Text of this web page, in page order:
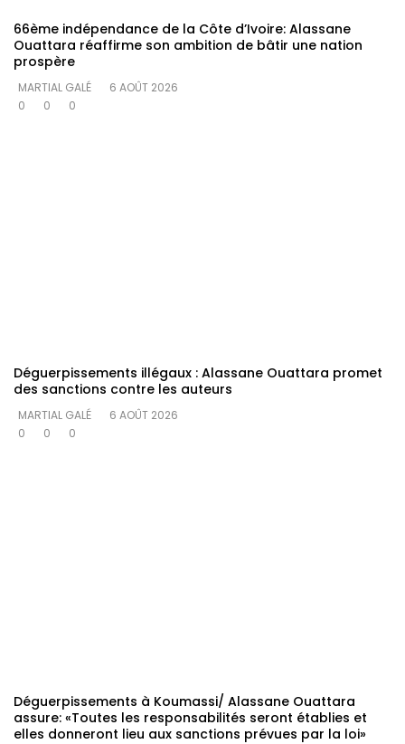
66ème indépendance de la Côte d’Ivoire: Alassane
Ouattara réaffirme son ambition de bâtir une nation
prospère
MARTIAL GALÉ
6 AOÛT 2026
0
0 0
Déguerpissements illégaux : Alassane Ouattara promet
des sanctions contre les auteurs
MARTIAL GALÉ
6 AOÛT 2026
0
0 0
Déguerpissements à Koumassi/ Alassane Ouattara
assure: «Toutes les responsabilités seront établies et
elles donneront lieu aux sanctions prévues par la loi»